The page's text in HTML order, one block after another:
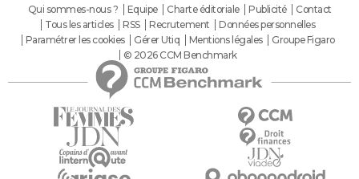
Qui sommes-nous ? Equipe Charte éditoriale Publicité
Contact
Tous les articles
RSS Recrutement
Données personnelles
Paramétrer les cookies
Gérer Utiq Mentions légales
Groupe Figaro
© 2026 CCM Benchmark